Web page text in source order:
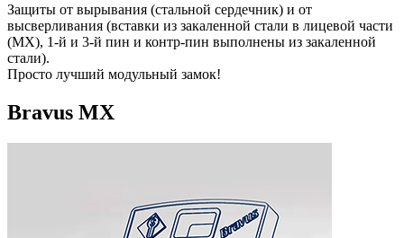
Защиты от вырывания (стальной сердечник) и от
высверливания (вставки из закаленной стали в лицевой части
(МХ), 1-й и 3-й пин и контр-пин выполнены из закаленной
стали).
Просто лучший модульный замок!
Bravus MX